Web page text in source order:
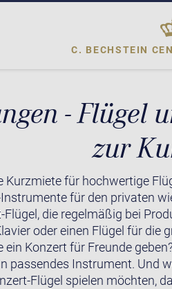
C. BECHSTEIN
- Flügel
zur
Kurzmiete für hochwertige
für den privaten
die regelmäßig bei
oder einen Flügel für die
ein Konzert für Freunde
passendes Instrument. Und
Flügel spielen möchten,